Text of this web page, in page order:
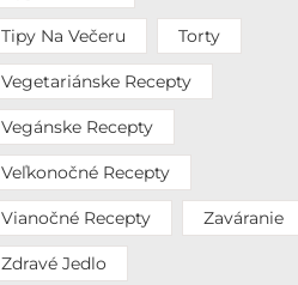
Tipy Na Večeru Torty
Vegetariánske Recepty
Vegánske Recepty
Veľkonočné Recepty
Vianočné Recepty Zaváranie
Zdravé Jedlo